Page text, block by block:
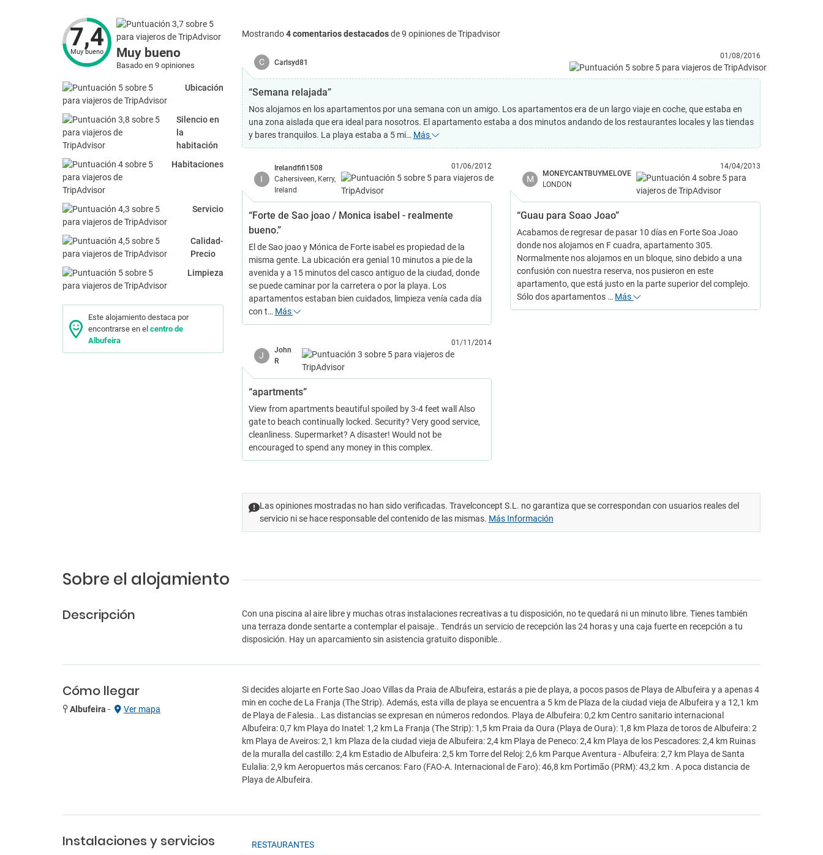
7,4
Muy bueno Muy bueno
Basado en 9 opiniones
Ubicación
Silencio en
la
habitación
Habitaciones
Servicio
Calidad-
Precio
Limpieza
Este alojamiento destaca por
encontrarse en el centro de
Albufeira
Mostrando4 comentarios destacadosde 9 opiniones de Tripadvisor
C Carlsyd81
01/08/2016
“Semana relajada”
Nos alojamos en los apartamentos por una semana con un amigo. Los apartamentos era de un largo viaje en coche, que estaba en
una zona aislada que era ideal para nosotros. El apartamento estaba a dos minutos andando de los restaurantes locales y las tiendas
y bares tranquilos. La playa estaba a 5 mi… Más
I
Irelandfifi1508
Cahersiveen, Kerry,
Ireland
01/06/2012
“Forte de Sao joao / Monica isabel - realmente
bueno.”
El de Sao joao y Mónica de Forte isabel es propiedad de la
misma gente. La ubicación era genial 10 minutos a pie de la
avenida y a 15 minutos del casco antiguo de la ciudad, donde
se puede caminar por la carretera o por la playa. Los
apartamentos estaban bien cuidados, limpieza venía cada día
con t… Más
M
MONEYCANTBUYMELOVE
LONDON
14/04/2013
“Guau para Soao Joao”
Acabamos de regresar de pasar 10 días en Forte Soa Joao
donde nos alojamos en F cuadra, apartamento 305.
Normalmente nos alojamos en un bloque, sino debido a una
confusión con nuestra reserva, nos pusieron en este
apartamento, que está justo en la parte superior del complejo.
Sólo dos apartamentos … Más
J
John
R
01/11/2014
“apartments”
View from apartments beautiful spoiled by 3-4 feet wall Also
gate to beach continually locked. Security? Very good service,
cleanliness. Supermarket? A disaster! Would not be
encouraged to spend any money in this complex.
Las opiniones mostradas no han sido verificadas. Travelconcept S.L. no garantiza que se correspondan con usuarios reales del
servicio ni se hace responsable del contenido de las mismas. Más Información
Sobre el alojamiento
Descripción
Con una piscina al aire libre y muchas otras instalaciones recreativas a tu disposición, no te quedará ni un minuto libre. Tienes también
una terraza donde sentarte a contemplar el paisaje.. Tendrás un servicio de recepción las 24 horas y una caja fuerte en recepción a tu
disposición. Hay un aparcamiento sin asistencia gratuito disponible..
Cómo llegar
Albufeira - Ver mapa
Si decides alojarte en Forte Sao Joao Villas da Praia de Albufeira, estarás a pie de playa, a pocos pasos de Playa de Albufeira y a apenas 4
min en coche de La Franja (The Strip). Además, esta villa de playa se encuentra a 5 km de Plaza de la ciudad vieja de Albufeira y a 12,1 km
de Playa de Falesia.. Las distancias se expresan en números redondos. Playa de Albufeira: 0,2 km Centro sanitario internacional
Albufeira: 0,7 km Playa do Inatel: 1,2 km La Franja (The Strip): 1,5 km Praia da Oura (Playa de Oura): 1,8 km Plaza de toros de Albufeira: 2
km Playa de Aveiros: 2,1 km Plaza de la ciudad vieja de Albufeira: 2,4 km Playa de Peneco: 2,4 km Playa de los Pescadores: 2,4 km Ruinas
de la muralla del castillo: 2,4 km Estadio de Albufeira: 2,5 km Torre del Reloj: 2,6 km Parque Aventura - Albufeira: 2,7 km Playa de Santa
Eulalia: 2,9 km Aeropuertos más cercanos: Faro (FAO-A. Internacional de Faro): 46,8 km Portimão (PRM): 43,2 km . A poca distancia de
Playa de Albufeira.
Instalaciones y servicios RESTAURANTES